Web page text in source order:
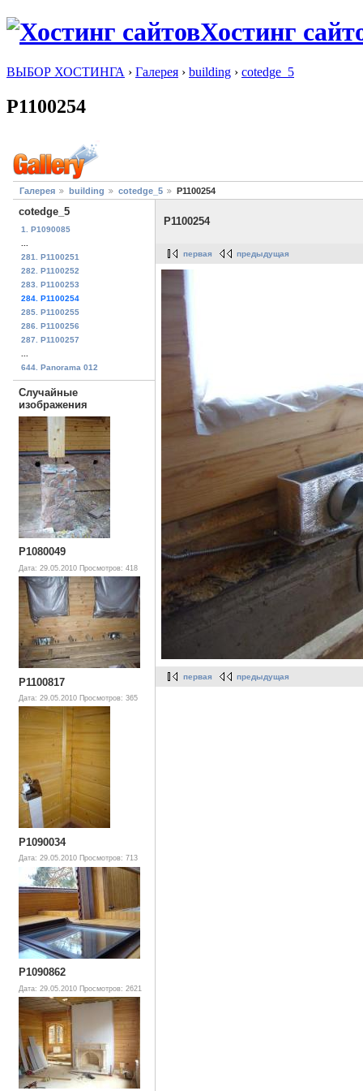
Хостинг
ВЫБОР ХОСТИНГА › Галерея › building › cotedge_5
P1100254
Галерея building cotedge_5 P1100254
cotedge_5
1. P1090085
...
281. P1100251
282. P1100252
283. P1100253
284. P1100254
285. P1100255
286. P1100256
287. P1100257
...
644. Panorama 012
Случайные
изображения
P1080049
Дата: 29.05.2010 Просмотров: 418
P1100817
Дата: 29.05.2010 Просмотров: 365
P1090034
Дата: 29.05.2010 Просмотров: 713
P1090862
Дата: 29.05.2010 Просмотров: 2621
P1100254
первая предыдущая
первая предыдущая